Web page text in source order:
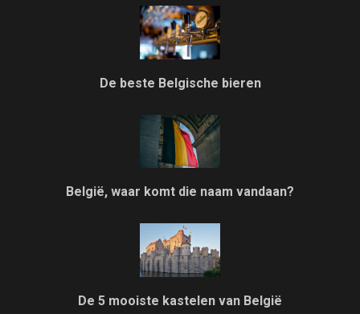
De beste Belgische bieren
België, waar komt die naam vandaan?
De 5 mooiste kastelen van België